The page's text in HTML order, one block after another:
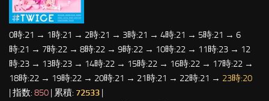
0時:21 → 1時:21 → 2時:21 → 3時:21 → 4時:21 → 5時:21 → 6
時:21 → 7時:22 → 8時:22 → 9時:22 → 10時:22 → 11時:23 → 12
時:23 → 13時:23 → 14時:22 → 15時:22 → 16時:22 → 17時:22 →
18時:22 → 19時:22 → 20時:21 → 21時:21 → 22時:21 → 23時:20
| 指数: 850 | 累積: 72533